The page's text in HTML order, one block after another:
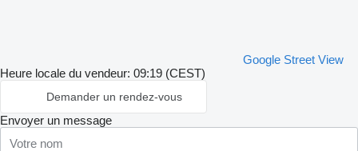
Google Street View
Heure locale du vendeur: 09:19 (CEST)
Demander un rendez-vous
Envoyer un message